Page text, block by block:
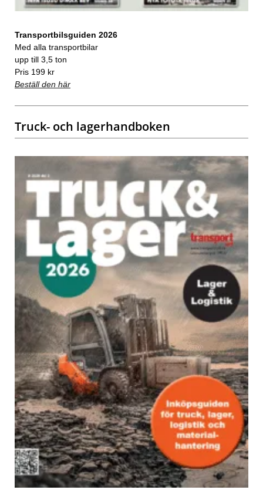
Transportbilsguiden 2026
Med alla transportbilar
upp till 3,5 ton
Pris 199 kr
Beställ den här
Truck- och lagerhandboken